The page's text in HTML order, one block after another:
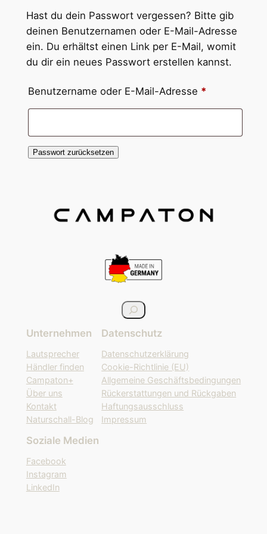
Hast du dein Passwort vergessen? Bitte gib
deinen Benutzernamen oder E-Mail-Adresse
ein. Du erhältst einen Link per E-Mail, womit
du dir ein neues Passwort erstellen kannst.
Benutzername oder E-Mail-Adresse *Erforderlich
Passwort zurücksetzen
S
u
c
e
n
Unternehmen
Lautsprecher
Händler finden
Campaton+
Über uns
Kontakt
Naturschall-Blog
Datenschutz
Datenschutzerklärung
Cookie-Richtlinie (EU)
Allgemeine Geschäftsbedingungen
Rückerstattungen und Rückgaben
Haftungsausschluss
Impressum
Soziale Medien
Facebook
Instagram
LinkedIn